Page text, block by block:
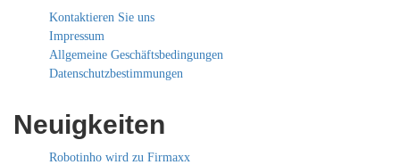
Kontaktieren Sie uns
Impressum
Allgemeine Geschäftsbedingungen
Datenschutzbestimmungen
Neuigkeiten
Robotinho wird zu Firmaxx